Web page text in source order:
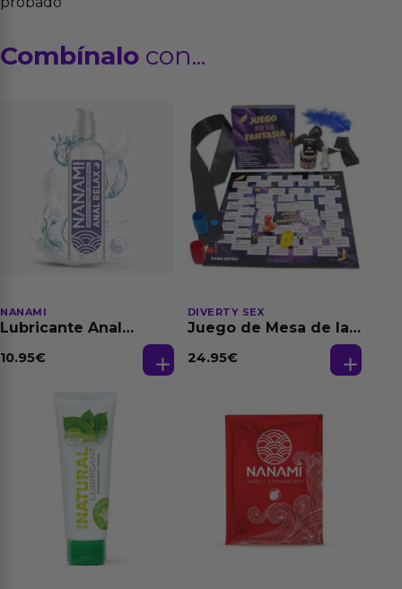
Combínalo con...
NANAMI
Lubricante Anal
Dilatación Base Agua
10.95€
DIVERTY SEX
Juego de Mesa de las
24.95€